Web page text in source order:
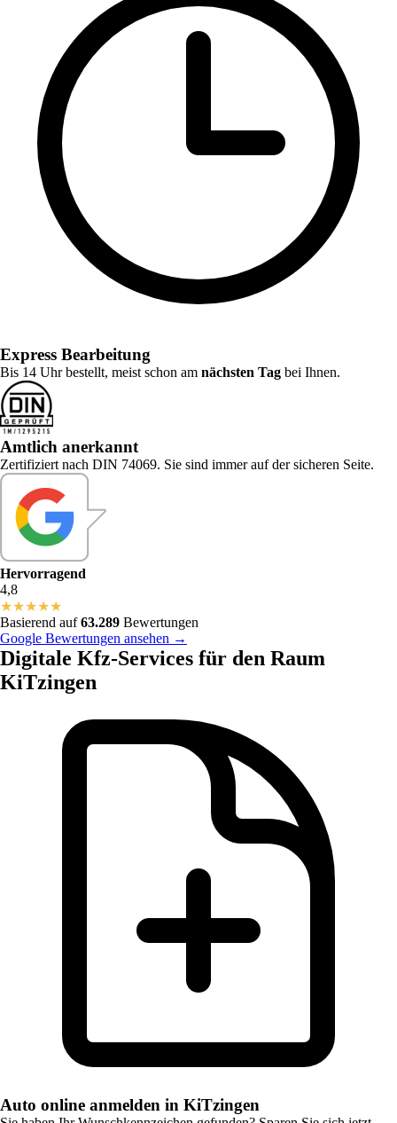
Express Bearbeitung
Bis 14 Uhr bestellt, meist schon am nächsten Tag bei Ihnen.
Amtlich anerkannt
Zertifiziert nach DIN 74069. Sie sind immer auf der sicheren Seite.
Hervorragend
4,8
★★★★★
Basierend auf63.289 Bewertungen
Google Bewertungen ansehen →
Digitale Kfz-Services für den Raum
KiTzingen
Auto online anmelden in KiTzingen